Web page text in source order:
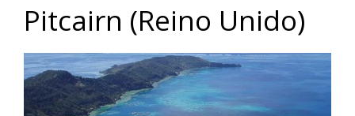
Pitcairn (Reino Unido)